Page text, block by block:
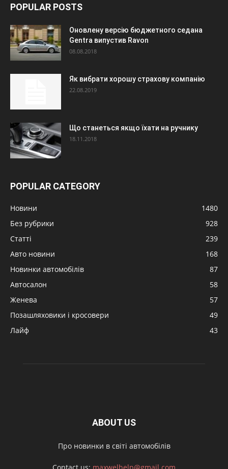
POPULAR POSTS
Оновлену версію бюджетного седана
Gentra випустив Ravon
08.08.2018
Як вибрати хорошу страхову компанію
22.08.2019
Що станеться якщо їхати на ручнику
18.11.2018
POPULAR CATEGORY
Новини
1480
Без рубрики
928
Статті
239
Авто новини
168
Новинки автомобілів
87
Автосалон
58
Женева
57
Позашляховики і кросовери
49
Лайф
43
ABOUT US
Про новинки в світі автомобілів